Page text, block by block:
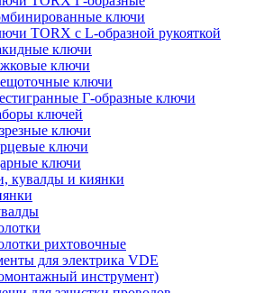
ключи
TORX с L-образной рукояткой
ключи
ключи
ключи
Г-образные ключи
ключей
ключи
ключи
ключи
кувалды и киянки
рихтовочные
для электрика VDE
инструмент)